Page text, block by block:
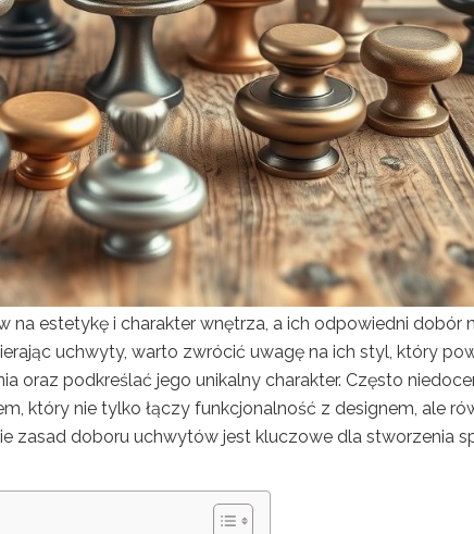
na estetykę i charakter wnętrza, a ich odpowiedni dobór
uchwyty, warto zwrócić uwagę na ich styl, który
oraz podkreślać jego unikalny charakter. Często
który nie tylko łączy funkcjonalność z designem, ale
zasad doboru uchwytów jest kluczowe dla stworzenia